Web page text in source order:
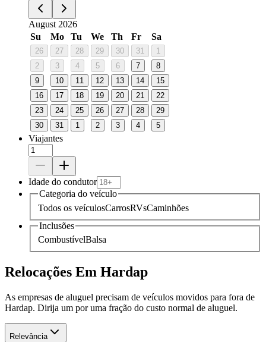
August 2026
Su
Mo Tu We Th Fr Sa
26 27 28 29 30 31
1
2
3 4 5 6 7
8
9
10 11 12 13 14
15
16
17 18 19 20 21
22
23
24 25 26 27 28
29
30
31 1 2 3 4 5
Viajantes
Idade do condutor
Categoria do veículo
Todos os veículosCarrosRVsCaminhões
Inclusões
CombustívelBalsa
Relocações Em Hardap
As empresas de aluguel precisam de veículos movidos para fora de
Hardap. Dirija um por uma fração do custo normal de aluguel.
Relevância